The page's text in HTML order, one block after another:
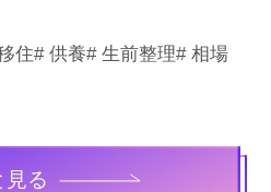
住# 供養# 生前整理# 相場
見る